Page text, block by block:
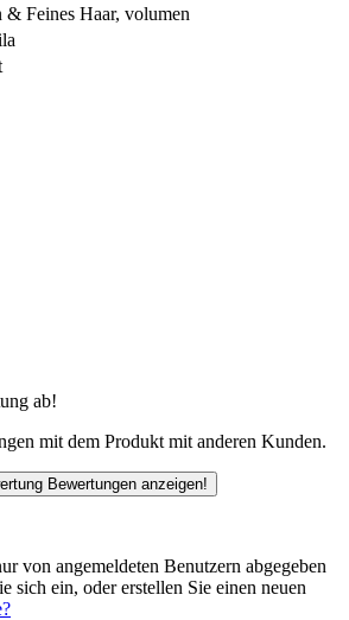
& Feines Haar, volumen
ab!
mit dem Produkt mit anderen Kunden.
Bewertungen anzeigen!
von angemeldeten Benutzern abgegeben
sich ein, oder erstellen Sie einen neuen